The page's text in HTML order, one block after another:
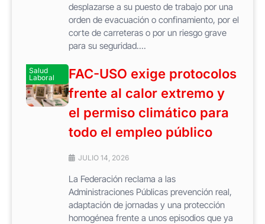
desplazarse a su puesto de trabajo por una
orden de evacuación o confinamiento, por el
corte de carreteras o por un riesgo grave
para su seguridad....
Salud
Laboral
FAC-USO exige protocolos
frente al calor extremo y
el permiso climático para
todo el empleo público
JULIO 14, 2026
La Federación reclama a las
Administraciones Públicas prevención real,
adaptación de jornadas y una protección
homogénea frente a unos episodios que ya